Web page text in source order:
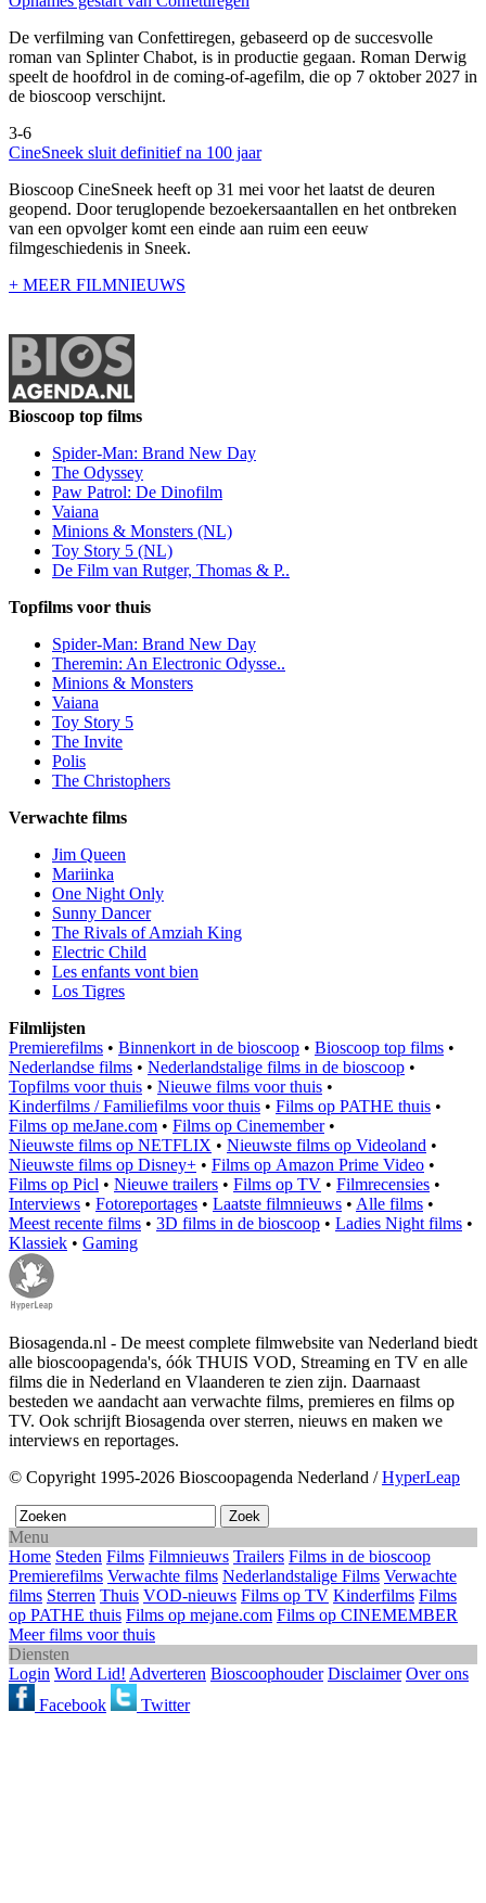
De verfilming van Confettiregen, gebaseerd op de succesvolle
roman van Splinter Chabot, is in productie gegaan. Roman Derwig
speelt de hoofdrol in de coming-of-agefilm, die op 7 oktober 2027 in
de bioscoop verschijnt.
3-6
CineSneek sluit definitief na 100 jaar
Bioscoop CineSneek heeft op 31 mei voor het laatst de deuren
geopend. Door teruglopende bezoekersaantallen en het ontbreken
van een opvolger komt een einde aan ruim een eeuw
filmgeschiedenis in Sneek.
+ MEER FILMNIEUWS
Bioscoop top films
Spider-Man: Brand New Day
The Odyssey
Paw Patrol: De Dinofilm
Vaiana
Minions & Monsters (NL)
Toy Story 5 (NL)
De Film van Rutger, Thomas & P..
Topfilms voor thuis
Spider-Man: Brand New Day
Theremin: An Electronic Odysse..
Minions & Monsters
Vaiana
Toy Story 5
The Invite
Polis
The Christophers
Verwachte films
Jim Queen
Mariinka
One Night Only
Sunny Dancer
The Rivals of Amziah King
Electric Child
Les enfants vont bien
Los Tigres
Filmlijsten
Premierefilms • Binnenkort in de bioscoop • Bioscoop top films •
Nederlandse films • Nederlandstalige films in de bioscoop •
Topfilms voor thuis • Nieuwe films voor thuis •
Kinderfilms / Familiefilms voor thuis • Films op PATHE thuis •
Films op meJane.com • Films op Cinemember•
Nieuwste films op NETFLIX • Nieuwste films op Videoland •
Nieuwste films op Disney+ • Films op Amazon Prime Video •
Films op Picl • Nieuwe trailers • Films op TV • Filmrecensies •
Interviews • Fotoreportages • Laatste filmnieuws • Alle films •
Meest recente films • 3D films in de bioscoop • Ladies Night films •
Klassiek • Gaming
Biosagenda.nl - De meest complete filmwebsite van Nederland biedt
alle bioscoopagenda's, óók THUIS VOD, Streaming en TV en alle
films die in Nederland en Vlaanderen te zien zijn. Daarnaast
besteden we aandacht aan verwachte films, premieres en films op
TV. Ook schrijft Biosagenda over sterren, nieuws en maken we
interviews en reportages.
© Copyright 1995-2026 Bioscoopagenda Nederland /HyperLeap
Menu
Home Steden Films Filmnieuws Trailers Films in de bioscoop
Premierefilms Verwachte films Nederlandstalige Films Verwachte
films Sterren Thuis VOD-nieuws Films op TV Kinderfilms Films
op PATHE thuis Films op mejane.com Films op CINEMEMBER
Meer films voor thuis
Diensten
Login Word Lid! Adverteren Bioscoophouder Disclaimer Over ons
Facebook
Twitter